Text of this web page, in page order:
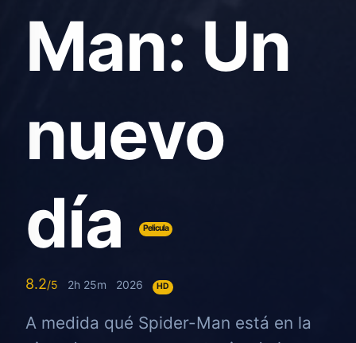
Man: Un
nuevo
día
Pelicula
8.2 2h 25m 2026 HD
A medida qué Spider-Man está en la